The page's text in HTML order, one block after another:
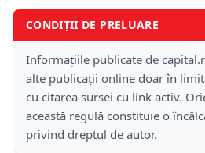
CONDIȚII DE PRELUARE
Informațiile publicate de
alte publicații online doar în
cu citarea sursei cu link activ.
această regulă constituie o
privind dreptul de autor.